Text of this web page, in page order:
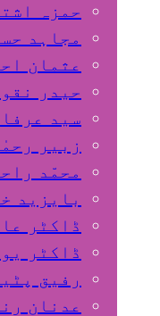
حمزہ
مجاہد
عثمان
حیدر
سید
زبیر
محمّد
بایزید
ڈاکٹر
ڈاکٹر
رفیق
عدنان